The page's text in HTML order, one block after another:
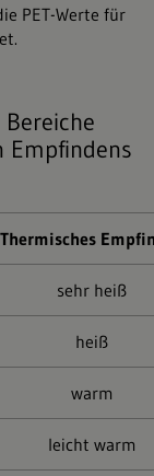
PET-Werte für
Empfindens
Thermisches
sehr heiß
heiß
warm
leicht warm